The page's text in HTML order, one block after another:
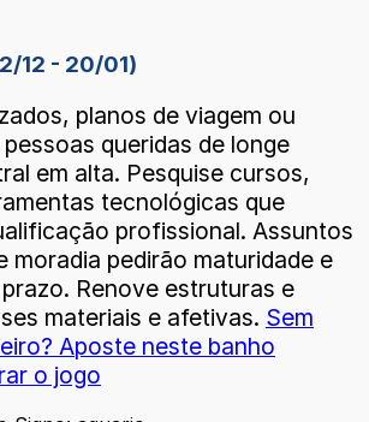
12 - 20/01)
planos de viagem ou
queridas de longe
em alta. Pesquise cursos,
tecnológicas que
profissional. Assuntos
moradia pedirão maturidade e
Renove estruturas e
materiais e afetivas. Sem
Aposte neste banho
o jogo